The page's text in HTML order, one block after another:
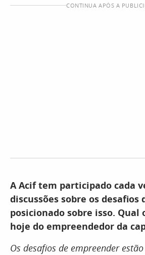
CONTINUA APÓS A
A Acif tem participado cada
discussões sobre os desafios
posicionado sobre isso. Qual
hoje do empreendedor da
Os desafios de empreender